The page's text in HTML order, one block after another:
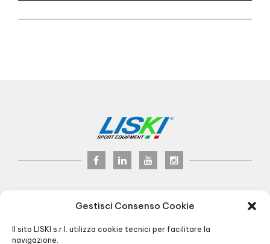
Gestisci Consenso Cookie
Il sito LISKI s.r.l. utilizza cookie tecnici per facilitare la
navigazione.
© 2024LISKI s.r.l.
Via Veneto, 8 - 24041 Brembate (BG) Italy
Pec:liski@pec.it